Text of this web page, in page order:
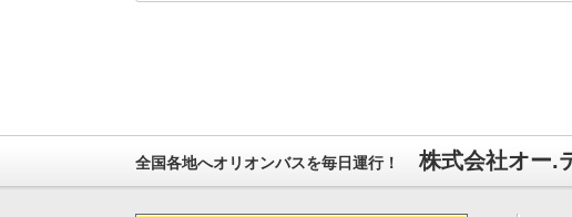
全国各地へオリオンバスを毎日運行！ 株式会社オー.